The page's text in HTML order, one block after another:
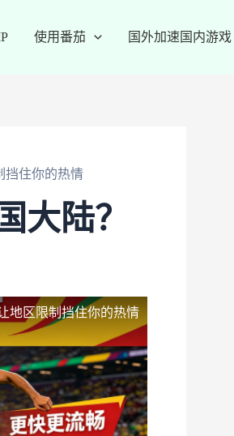
使用番茄 国外加速国内游戏
挡住你的热情
大陆？
地区限制挡住你的热情